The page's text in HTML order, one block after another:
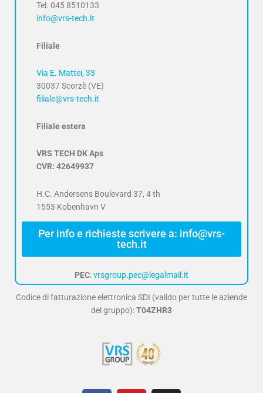
Tel. 045 8510133
info@vrs-tech.it
Filiale
Via E. Mattei, 33
30037 Scorzè (VE)
filiale@vrs-tech.it
Filiale estera
VRS TECH DK Aps
CVR: 42649937
H.C. Andersens Boulevard 37, 4 th
1553 Kobenhavn V
Per info e richieste scrivere a: info@vrs-
tech.it
PEC:vrsgroup.pec@legalmail.it
Codice di fatturazione elettronica SDI (valido per tutte le aziende
del gruppo):T04ZHR3